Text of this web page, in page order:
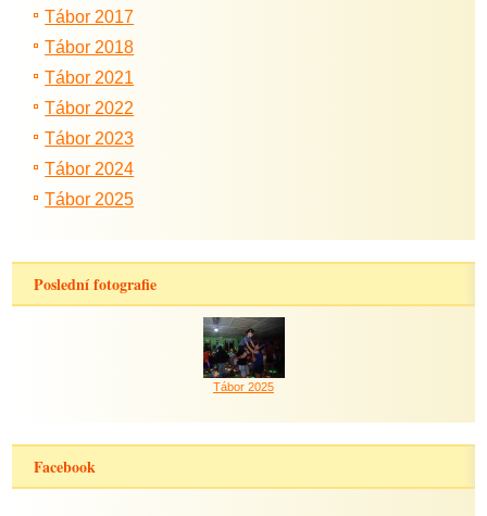
Tábor 2017
Tábor 2018
Tábor 2021
Tábor 2022
Tábor 2023
Tábor 2024
Tábor 2025
Poslední fotografie
Tábor 2025
Facebook